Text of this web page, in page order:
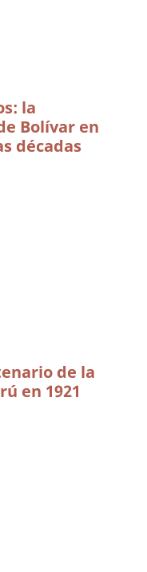
la
Bolívar en
décadas
de la
en 1921